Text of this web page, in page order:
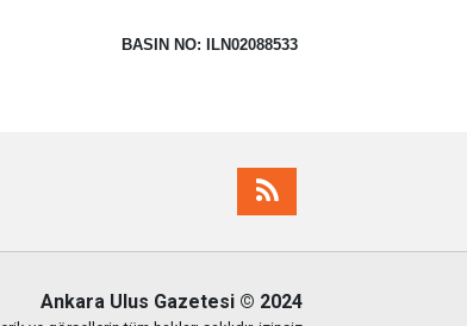
BASIN NO: ILN02088533
Ankara Ulus Gazetesi © 2024